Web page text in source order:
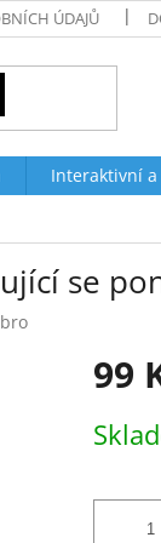
ÚDAJŮ
Interaktivní a
se
99
cena: